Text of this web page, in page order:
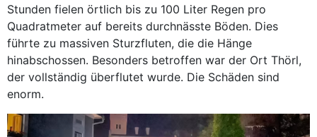
Stunden fielen örtlich bis zu 100 Liter Regen pro
Quadratmeter auf bereits durchnässte Böden. Dies
führte zu massiven Sturzfluten, die die Hänge
hinabschossen. Besonders betroffen war der Ort Thörl,
der vollständig überflutet wurde. Die Schäden sind
enorm.